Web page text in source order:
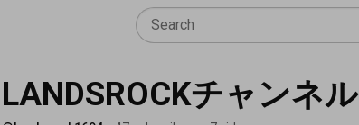
LANDSROCKチャンネル